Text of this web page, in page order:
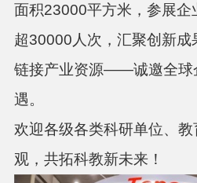
面积23000平方米，参展
超30000人次，汇聚创新成
链接产业资源——诚邀全球
遇。
欢迎各级各类科研单位、
观，共拓科教新未来！